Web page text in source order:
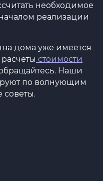
необходимое
реализации
дома уже имеется
стоимости
Наши
по волнующим
советы.